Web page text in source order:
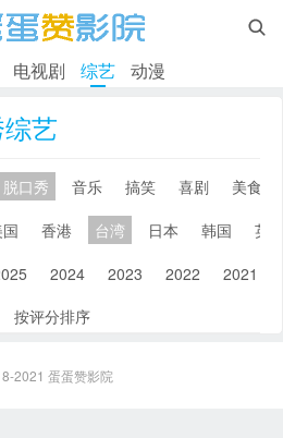

电视剧 综艺 动漫
艺
脱口秀 音乐 搞笑 喜剧
美食
香港 台湾 日本 韩国
英
2024 2023 2022 2021
按评分排序
2021 蛋蛋赞影院